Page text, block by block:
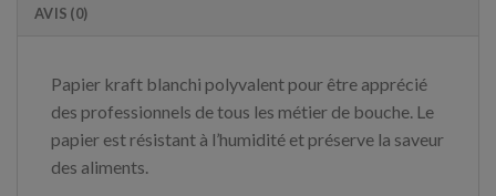
AVIS (0)
Papier kraft blanchi polyvalent pour être apprécié
des professionnels de tous les métier de bouche. Le
papier est résistant à l’humidité et préserve la saveur
des aliments.